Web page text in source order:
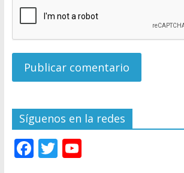
Síguenos en la redes
F T Y